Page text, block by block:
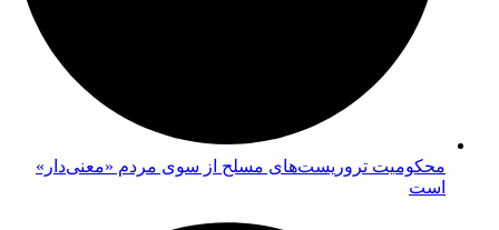
محکومیت تروریست‌های مسلح از سوی مردم «معنی‌دار»
است